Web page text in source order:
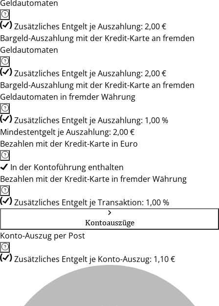
Geldautomaten
Zusätzliches Entgelt je Auszahlung: 2,00 €
Bargeld-Auszahlung mit der Kredit-Karte an fremden
Geldautomaten
Zusätzliches Entgelt je Auszahlung: 2,00 €
Bargeld-Auszahlung mit der Kredit-Karte an fremden
Geldautomaten in fremder Währung
Zusätzliches Entgelt je Auszahlung: 1,00 %
Mindestentgelt je Auszahlung: 2,00 €
Bezahlen mit der Kredit-Karte in Euro
In der Kontoführung enthalten
Bezahlen mit der Kredit-Karte in fremder Währung
Zusätzliches Entgelt je Transaktion: 1,00 %
Kontoauszüge
Konto-Auszug per Post
Zusätzliches Entgelt je Konto-Auszug: 1,10 €